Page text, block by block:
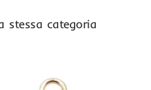
stessa categoria